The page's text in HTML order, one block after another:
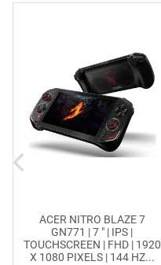
ACER NITRO BLAZE 7
GN771 | 7 " | IPS |
TOUCHSCREEN | FHD | 1920
X 1080 PIXELS | 144 HZ...